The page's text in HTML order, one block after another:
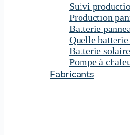
Suivi
Production
Batterie
Quelle
Batterie
Pompe à
Fabricants